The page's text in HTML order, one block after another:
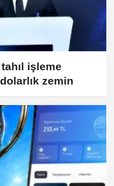
işleme
zemin